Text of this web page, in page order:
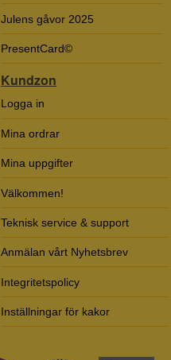
Julens gåvor 2025
PresentCard©
Kundzon
Logga in
Mina ordrar
Mina uppgifter
Välkommen!
Teknisk service & support
Anmälan vårt Nyhetsbrev
Integritetspolicy
Inställningar för kakor